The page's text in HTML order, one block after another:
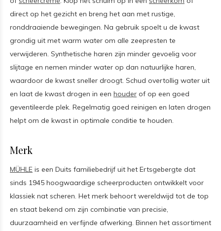
direct op het gezicht en breng het aan met rustige,
ronddraaiende bewegingen. Na gebruik spoelt u de kwast
grondig uit met warm water om alle zeepresten te
verwijderen. Synthetische haren zijn minder gevoelig voor
slijtage en nemen minder water op dan natuurlijke haren,
waardoor de kwast sneller droogt. Schud overtollig water uit
en laat de kwast drogen in een houder of op een goed
geventileerde plek. Regelmatig goed reinigen en laten drogen
helpt om de kwast in optimale conditie te houden.
Merk
MÜHLE is een Duits familiebedrijf uit het Ertsgebergte dat
sinds 1945 hoogwaardige scheerproducten ontwikkelt voor
klassiek nat scheren. Het merk behoort wereldwijd tot de top
en staat bekend om zijn combinatie van precisie,
duurzaamheid en verfijnde afwerking. Binnen het assortiment